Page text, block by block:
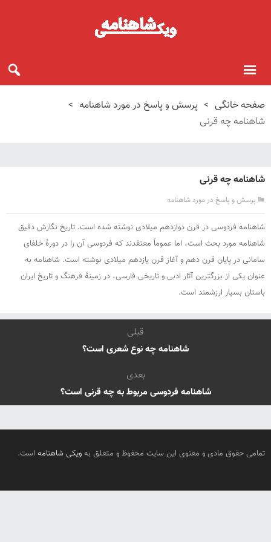
صفحه خانگی > پرسش و پاسخ در مورد شاهنامه >
شاهنامه چه قرنی
شاهنامه چه قرنی
پرسش و پاسخ در مورد شاهنامه
شاهنامه فردوسی در قرن دوازدهم میلادی نوشته شده است. تاریخ نگارش دقیق
شاهنامه مورد بحث است، اما عموماً معتقدند که فردوسی آن را در دورهٔ خلفای
سامانی در پایان قرن دهم و آغاز قرن یازدهم میلادی نوشته است. شاهنامه به
عنوان یکی از بزرگترین آثار ادبی و تاریخی فارسی، در زمینهٔ فرهنگ و تاریخ ایران
باستان بسیار ارزشمند است.
قبلی
شاهنامه چه نوع شعری است؟
بعدی
شاهنامه فردوسی مربوط به چه قرنی است؟
تمامی حقوق مادی و معنوی این سایت محفوظ و متعلق به ویکی شاهنامه است.